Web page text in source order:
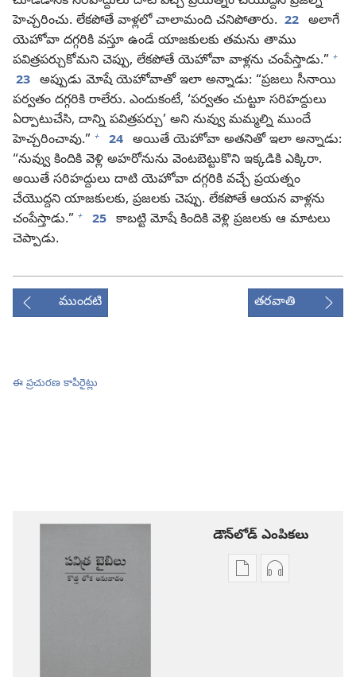
హెచ్చరించు. లేకపోతే వాళ్లలో చాలామంది చనిపోతారు. 22 అలాగే
యెహోవా దగ్గరికి వస్తూ ఉండే యాజకులకు తమను తాము
పవిత్రపర్చుకోమని చెప్పు, లేకపోతే యెహోవా వాళ్లను చంపేస్తాడు.” +
23 అప్పుడు మోషే యెహోవాతో ఇలా అన్నాడు: “ప్రజలు సీనాయి
పర్వతం దగ్గరికి రాలేరు. ఎందుకంటే, ‘పర్వతం చుట్టూ సరిహద్దులు
ఏర్పాటుచేసి, దాన్ని పవిత్రపర్చు’ అని నువ్వు మమ్మల్ని ముందే
హెచ్చరించావు.” + 24 అయితే యెహోవా అతనితో ఇలా అన్నాడు:
“నువ్వు కిందికి వెళ్లి అహరోనును వెంటబెట్టుకొని ఇక్కడికి ఎక్కిరా.
అయితే సరిహద్దులు దాటి యెహోవా దగ్గరికి వచ్చే ప్రయత్నం
చేయొద్దని యాజకులకు, ప్రజలకు చెప్పు. లేకపోతే ఆయన వాళ్లను
చంపేస్తాడు.” + 25 కాబట్టి మోషే కిందికి వెళ్లి ప్రజలకు ఆ మాటలు
చెప్పాడు.
ముందటి తరవాతి
ఈ ప్రచురణ కాపీరైట్లు
డౌన్‌లోడ్‌ ఎంపికలు
ప్రచురణలఆడియో